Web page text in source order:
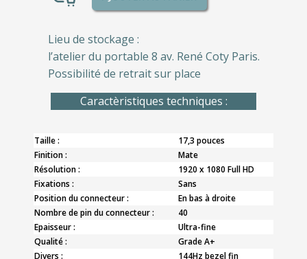
Lieu de stockage :
l’atelier du portable 8 av. René Coty Paris.
Possibilité de retrait sur place
Caractèristiques techniques :
Taille :
17,3 pouces
Finition :
Mate
Résolution :
1920 x 1080 Full HD
Fixations :
Sans
Position du connecteur :
En bas à droite
Nombre de pin du connecteur :
40
Epaisseur :
Ultra-fine
Qualité :
Grade A+
Divers :
144Hz bezel fin